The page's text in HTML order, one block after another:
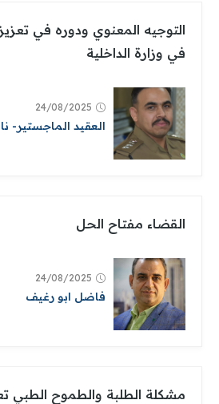
التوجيه المعنوي ودوره في
في وزارة الداخلية
24/08/2025
العقيد
القضاء مفتاح الحل
24/08/2025
فاضل ابو رغيف
مشكلة الطلبة والطموح الطبي